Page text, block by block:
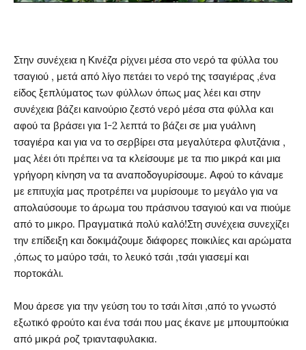
Στην συνέχεια η Κινέζα ρίχνει μέσα στο νερό τα φύλλα του
τσαγιού , μετά από λίγο πετάει το νερό της τσαγιέρας ,ένα
είδος ξεπλύματος των φύλλων όπως μας λέει και στην
συνέχεια βάζει καινούριο ζεστό νερό μέσα στα φύλλα και
αφού τα βράσει για 1-2 λεπτά το βάζει σε μια γυάλινη
τσαγιέρα και για να το σερβίρει στα μεγαλύτερα φλυτζάνια ,
μας λέει ότι πρέπει να τα κλείσουμε με τα πιο μικρά και μια
γρήγορη κίνηση να τα αναποδογυρίσουμε. Αφού το κάναμε
με επιτυχία μας προτρέπει να μυρίσουμε το μεγάλο για να
απολαύσουμε το άρωμα του πράσινου τσαγιού και να πιούμε
από το μικρο. Πραγματικά πολύ καλό!Στη συνέχεια συνεχίζει
την επίδειξη και δοκιμάζουμε διάφορες ποικιλίες και αρώματα
,όπως το μαύρο τσάι, το λευκό τσάι ,τσάι γιασεμί και
πορτοκάλι.
Μου άρεσε για την γεύση του το τσάι λίτσι ,από το γνωστό
εξωτικό φρούτο και ένα τσάι που μας έκανε με μπουμπούκια
από μικρά ροζ τριανταφυλακια.